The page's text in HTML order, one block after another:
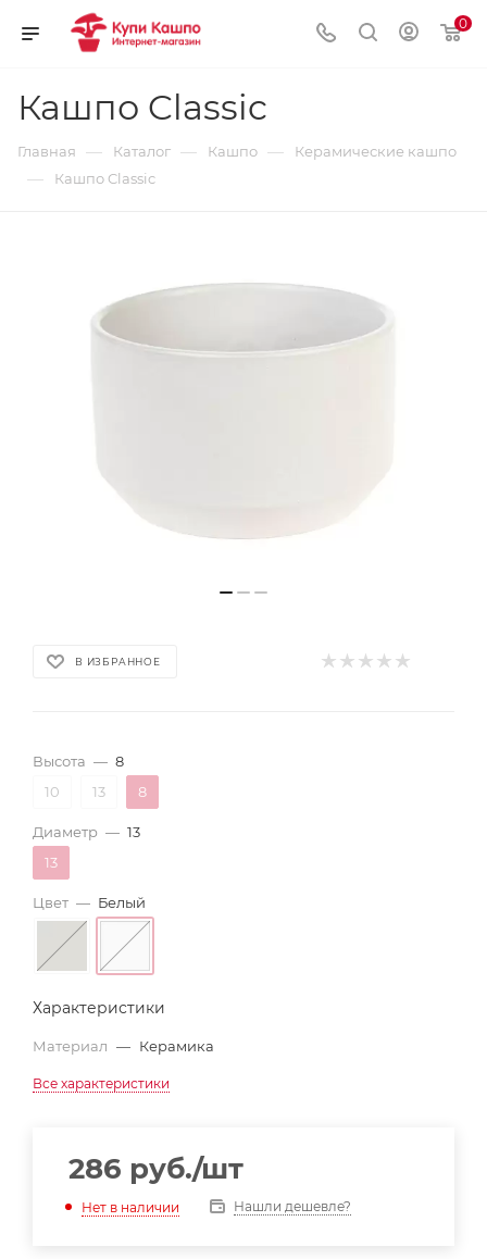
0
Кашпо Classic
Главная — Каталог — Кашпо — Керамические кашпо
— Кашпо Classic
В ИЗБРАННОЕ
Высота — 8
10
13 8
Диаметр — 13
13
Цвет — Белый
Характеристики
Материал — Керамика
Все характеристики
286 руб./шт
Нет в наличии Нашли дешевле?